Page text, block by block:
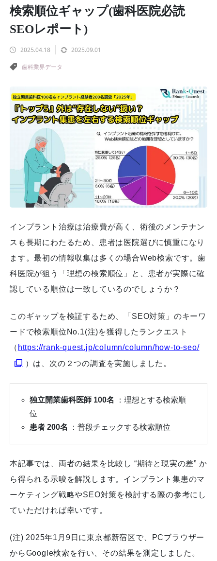
検索順位ギャップ(歯科医院必読
SEOレポート)
2025.04.18 2025.09.01
歯科業界データ
インプラント治療は治療費が高く、術後のメンテナン
スも長期にわたるため、患者は医院選びに慎重になり
ます。最初の情報収集は多くの場合Web検索です。歯
科医院が狙う「理想の検索順位」と、患者が実際に確
認している順位は一致しているのでしょうか？
このギャップを検証するため、「SEO対策」のキーワ
ードで検索順位No.1(注)を獲得したランクエスト
（ https://rank-quest.jp/column/column/how-to-seo/
）は、次の２つの調査を実施しました。
独立開業歯科医師 100名
：理想とする検索順
位
患者 200名
：普段チェックする検索順位
本記事では、両者の結果を比較し “期待と現実の差” か
ら得られる示唆を解説します。インプラント集患のマ
ーケティング戦略やSEO対策を検討する際の参考にし
ていただければ幸いです。
(注) 2025年1月9日に東京都新宿区で、PCブラウザー
からGoogle検索を行い、その結果を測定しました。